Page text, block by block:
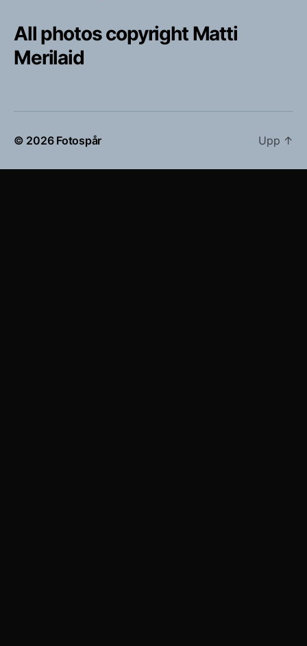
All photos copyright Matti
Merilaid
© 2026 Fotospår Upp ↑